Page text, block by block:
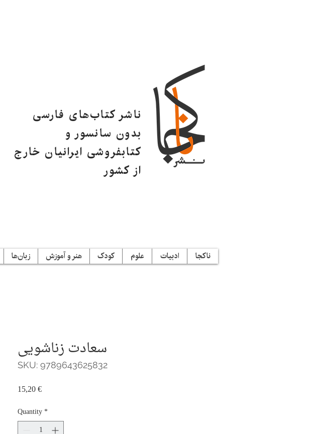
ناشر کتاب‌های فارسی
بدون سانسور و
کتابفروشی ایرانیان خارج
از کشور
ناکجا ادبیات علوم کودک هنر و آموزش زبان‌ها
سعادت زناشویی
SKU: 9789643625832
15,20 €Price
Quantity*